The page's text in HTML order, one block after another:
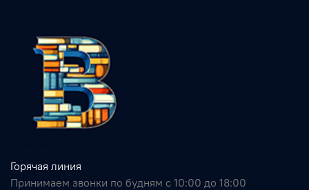
Горячая линия
Принимаем звонки по будням с 10:00 до 18:00